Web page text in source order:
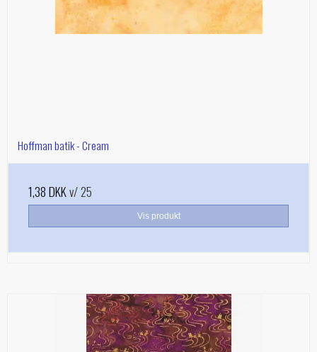
Hoffman batik - Cream
1,38 DKKv/ 25
Vis produkt